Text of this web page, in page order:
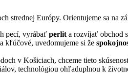
strednej Európy. Orientujeme sa na
pecí, vyrábať perlit a rozvíjať obchod
kľúčové, uvedomujeme si že
v Košiciach, chceme tieto
technológiou ohľaduplnou k